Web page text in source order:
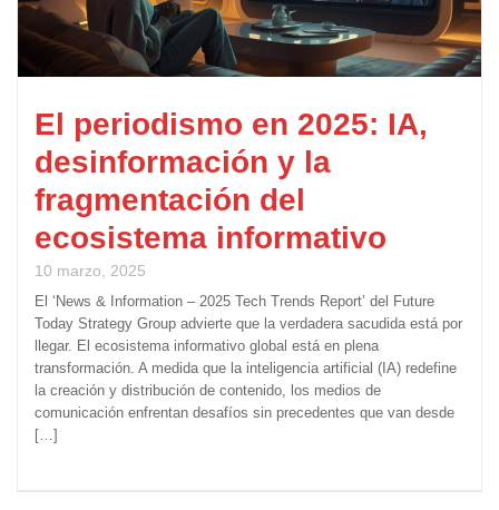
El periodismo en 2025: IA,
desinformación y la
fragmentación del
ecosistema informativo
10 marzo, 2025
El ‘News & Information – 2025 Tech Trends Report’ del Future
Today Strategy Group advierte que la verdadera sacudida está por
llegar. El ecosistema informativo global está en plena
transformación. A medida que la inteligencia artificial (IA) redefine
la creación y distribución de contenido, los medios de
comunicación enfrentan desafíos sin precedentes que van desde
[…]